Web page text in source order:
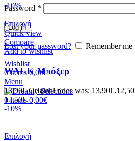
Password *
Log in
Lost your password?
Remember me
Wishlist
0items 0,00€
Menu
0items 0,00€
-10%
Επιλογή
Quick view
Compare
Add to wishlist
WALK Μπόξερ
13,90€ Original price was: 13,90€.12,50
12,50€.
-10%
Επιλογή